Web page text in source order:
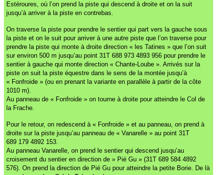
Estéroures, où l’on prend la piste qui descend à droite et on la suit
jusqu’à arriver à la piste en contrebas.
On traverse la piste pour prendre le sentier qui part vers la gauche sous
la piste et on le suit pour arriver à une autre piste que l’on traverse pour
prendre la piste qui monte à droite direction « les Tatines » que l’on suit
sur environ 500 m jusqu’au point 31T 688 973 4893 956 pour prendre le
sentier à gauche qui monte direction « Chante-Loube ». Arrivés sur la
piste on suit la piste équestre dans le sens de la montée jusqu’à
« Fonfroide » (ou en prenant la variante en parallèle à partir de la côte
1010 m).
Au panneau de « Fonfroide » on tourne à droite pour atteindre le Col de
la Frache.
Pour le retour, on redescend à « Fonfroide » et au panneau, on prend à
droite sur la piste jusqu’au panneau de « Vanarelle » au point 31T
689 179 4892 153.
Au panneau Vanarelle, on prend le sentier qui descend jusqu’au
croisement du sentier en direction de » Pié Gu » (31T 689 584 4892
576). On prend la direction de Pié Gu pour atteindre la petite Borie. De là